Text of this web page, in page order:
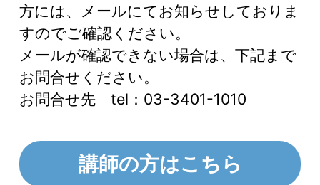
方には、メールにてお知らせしておりま
すのでご確認ください。
メールが確認できない場合は、下記まで
お問合せください。
お問合せ先 tel：03-3401-1010
講師の方はこちら